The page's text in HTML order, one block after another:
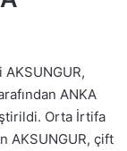
ANKA
Orta İrtifa
AKSUNGUR, çift